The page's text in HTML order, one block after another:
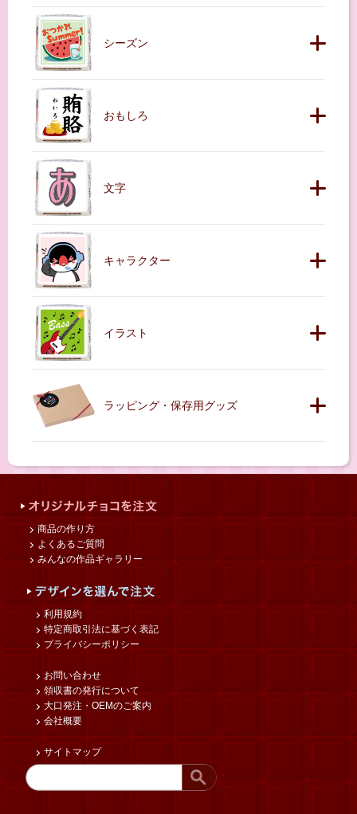
シーズン
おもしろ
文字
キャラクター
イラスト
ラッピング・保存用グッズ
商品の作り方
よくあるご質問
みんなの作品ギャラリー
利用規約
特定商取引法に基づく表記
プライバシーポリシー
お問い合わせ
領収書の発行について
大口発注・OEMのご案内
会社概要
サイトマップ